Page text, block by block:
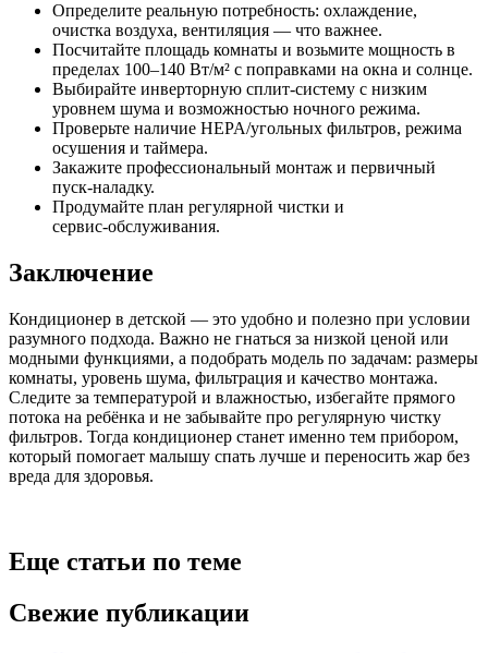
Определите реальную потребность: охлаждение,
очистка воздуха, вентиляция — что важнее.
Посчитайте площадь комнаты и возьмите мощность в
пределах 100–140 Вт/м² с поправками на окна и солнце.
Выбирайте инверторную сплит‑систему с низким
уровнем шума и возможностью ночного режима.
Проверьте наличие HEPA/угольных фильтров, режима
осушения и таймера.
Закажите профессиональный монтаж и первичный
пуск‑наладку.
Продумайте план регулярной чистки и
сервис‑обслуживания.
Заключение
Кондиционер в детской — это удобно и полезно при условии
разумного подхода. Важно не гнаться за низкой ценой или
модными функциями, а подобрать модель по задачам: размеры
комнаты, уровень шума, фильтрация и качество монтажа.
Следите за температурой и влажностью, избегайте прямого
потока на ребёнка и не забывайте про регулярную чистку
фильтров. Тогда кондиционер станет именно тем прибором,
который помогает малышу спать лучше и переносить жар без
вреда для здоровья.
Еще статьи по теме
Свежие публикации